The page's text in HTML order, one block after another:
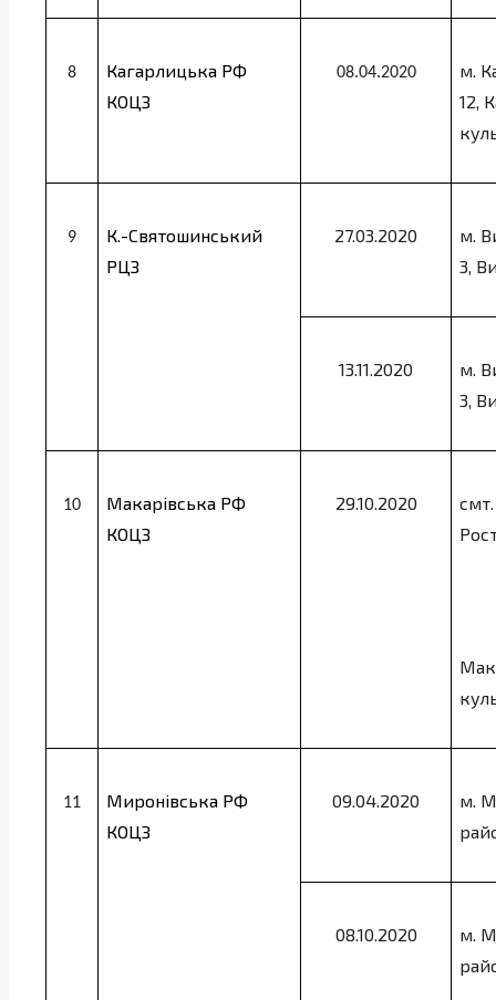
8
Кагарлицька РФ
КОЦЗ
08.04.2020
м.
12,
9
К.-Святошинський
РЦЗ
27.03.2020
м.
3,
13.11.2020
м.
3,
10
Макарівська РФ
КОЦЗ
29.10.2020
11
Миронівська РФ
КОЦЗ
09.04.2020 м.
08.10.2020 м.